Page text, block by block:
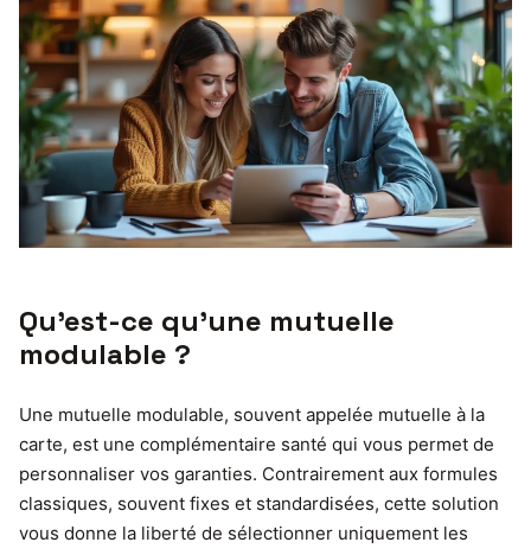
Qu’est-ce qu’une mutuelle
modulable ?
Une mutuelle modulable, souvent appelée mutuelle à la
carte, est une complémentaire santé qui vous permet de
personnaliser vos garanties. Contrairement aux formules
classiques, souvent fixes et standardisées, cette solution
vous donne la liberté de sélectionner uniquement les